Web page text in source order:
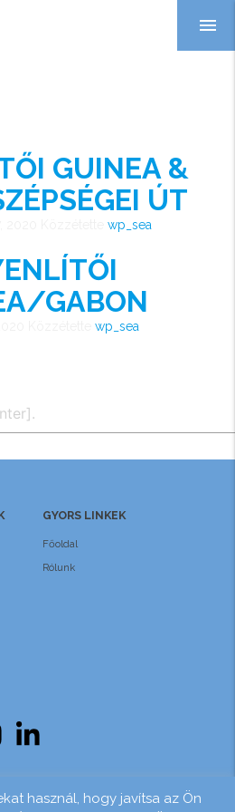
menu
GUINEA &
ÚT
wp_sea
GABON
wp_sea
GYORS LINKEK
Főoldal
Rólunk
Adatvédelem
használ, hogy javítsa az Ön